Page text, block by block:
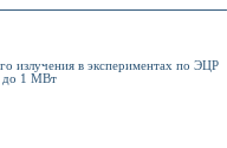
излучения в экспериментах по ЭЦР
до 1 МВт